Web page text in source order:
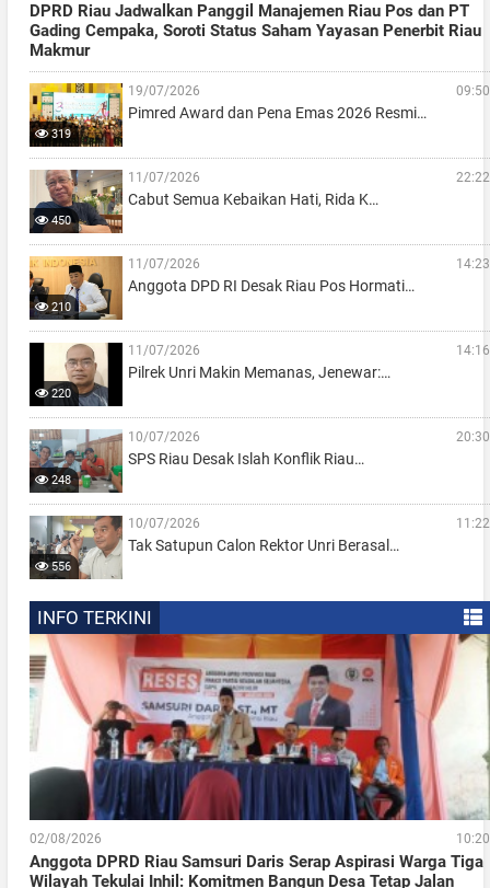
DPRD Riau Jadwalkan Panggil Manajemen Riau Pos dan PT
Gading Cempaka, Soroti Status Saham Yayasan Penerbit Riau
Makmur
319
19/07/2026 09:50
Pimred Award dan Pena Emas 2026 Resmi…
450
11/07/2026 22:22
Cabut Semua Kebaikan Hati, Rida K…
210
11/07/2026 14:23
Anggota DPD RI Desak Riau Pos Hormati…
220
11/07/2026 14:16
Pilrek Unri Makin Memanas, Jenewar:…
248
10/07/2026 20:30
SPS Riau Desak Islah Konflik Riau…
556
10/07/2026 11:22
Tak Satupun Calon Rektor Unri Berasal…
INFO TERKINI
02/08/2026 10:20
Anggota DPRD Riau Samsuri Daris Serap Aspirasi Warga Tiga
Wilayah Tekulai Inhil: Komitmen Bangun Desa Tetap Jalan